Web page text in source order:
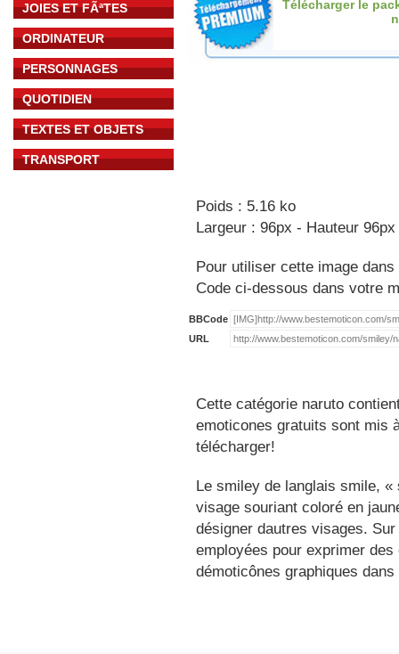
JOIES ET FÃªTES
ORDINATEUR
PERSONNAGES
QUOTIDIEN
TEXTES ET OBJETS
TRANSPORT
Télécharger le
Poids : 5.16 ko
Largeur : 96px - Hauteur 96px
Pour utiliser cette image
Code ci-dessous dans votre
BBCode
URL
Cette catégorie naruto
emoticones gratuits sont mis
télécharger!
Le smiley de langlais smile,
visage souriant coloré en
désigner dautres visages.
employées pour exprimer
démoticônes graphiques